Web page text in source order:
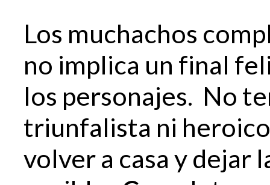
Los muchachos
no implica un final
los personajes. No
triunfalista ni
volver a casa y dejar